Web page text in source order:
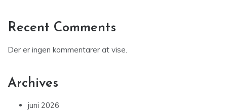
Recent Comments
Der er ingen kommentarer at vise.
Archives
juni 2026